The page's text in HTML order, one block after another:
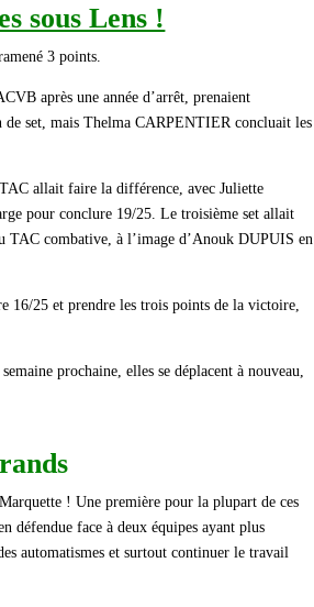
sous Lens !
3 points.
après une année d’arrêt, prenaient
de set, mais Thelma CARPENTIER concluait les
allait faire la différence, avec Juliette
pour conclure 19/25.Le troisième set allait
TAC combative, à l’image d’Anouk DUPUIS en
16/25 et prendre les trois points de la victoire,
prochaine, elles se déplacent à nouveau,
! Une première pour la plupart de ces
défendue face à deux équipes ayant plus
automatismes et surtout continuer le travail